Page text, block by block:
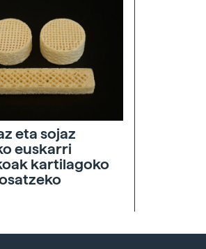
eta sojaz
euskarri
kartilagoko